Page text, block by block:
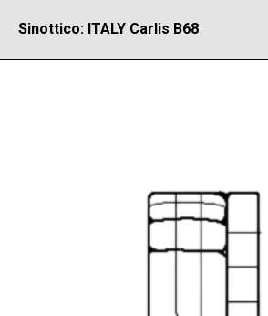
Sinottico: ITALY Carlis B68